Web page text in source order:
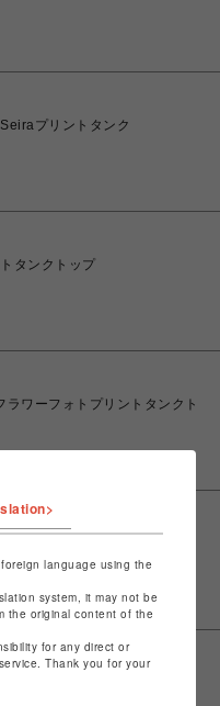
プリントタンク
タンクトップ
ラワーフォトプリントタンクト
トップ
language using the
system, it may not be
the original content of the
for any direct or
Thank you for your